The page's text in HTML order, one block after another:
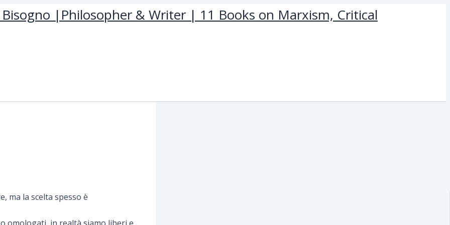
|Philosopher & Writer | 11 Books on Marxism, Critical
ma la scelta spesso è
omologati, in realtà siamo liberi e